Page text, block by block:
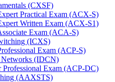
(CXSF)
Practical Exam (ACX-S)
Written Exam (ACX-S1)
Exam (ACA-S)
(ICXS)
Exam (ACP-S)
(IDCN)
Exam (ACP-DC)
(AAXSTS)